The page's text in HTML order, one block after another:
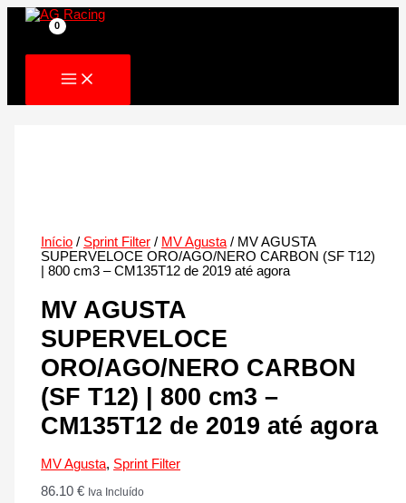
Skip
Início / Sprint Filter / MV Agusta/ MV AGUSTA
SUPERVELOCE ORO/AGO/NERO CARBON (SF T12)
| 800 cm3 – CM135T12 de 2019 até agora
MV AGUSTA
SUPERVELOCE
ORO/AGO/NERO CARBON
(SF T12) | 800 cm3 –
CM135T12 de 2019 até agora
MV Agusta, Sprint Filter
86.10€ Iva Incluído